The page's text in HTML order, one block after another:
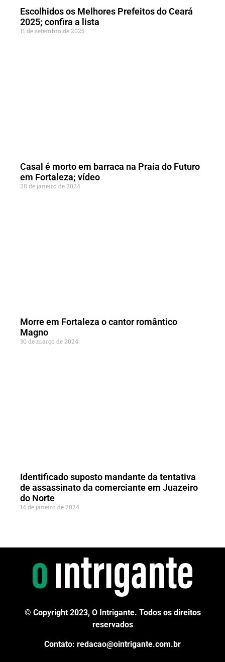
Escolhidos os Melhores Prefeitos do Ceará
2025; confira a lista
11 de setembro de 2025
Casal é morto em barraca na Praia do Futuro
em Fortaleza; vídeo
28 de janeiro de 2024
Morre em Fortaleza o cantor romântico
Magno
30 de março de 2024
Identificado suposto mandante da tentativa
de assassinato da comerciante em Juazeiro
do Norte
14 de janeiro de 2024
© Copyright 2023, O Intrigante. Todos os direitos
reservados
Contato: redacao@ointrigante.com.br